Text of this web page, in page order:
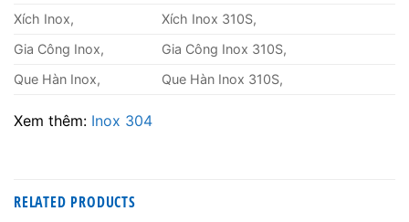
Xích Inox,
Xích Inox 310S,
Gia Công Inox,
Gia Công Inox 310S,
Que Hàn Inox,
Que Hàn Inox 310S,
Xem thêm: Inox 304
RELATED PRODUCTS